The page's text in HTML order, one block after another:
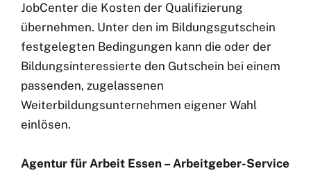
JobCenter die Kosten der Qualifizierung
übernehmen. Unter den im Bildungsgutschein
festgelegten Bedingungen kann die oder der
Bildungsinteressierte den Gutschein bei einem
passenden, zugelassenen
Weiterbildungsunternehmen eigener Wahl
einlösen.
Agentur für Arbeit Essen – Arbeitgeber-Service